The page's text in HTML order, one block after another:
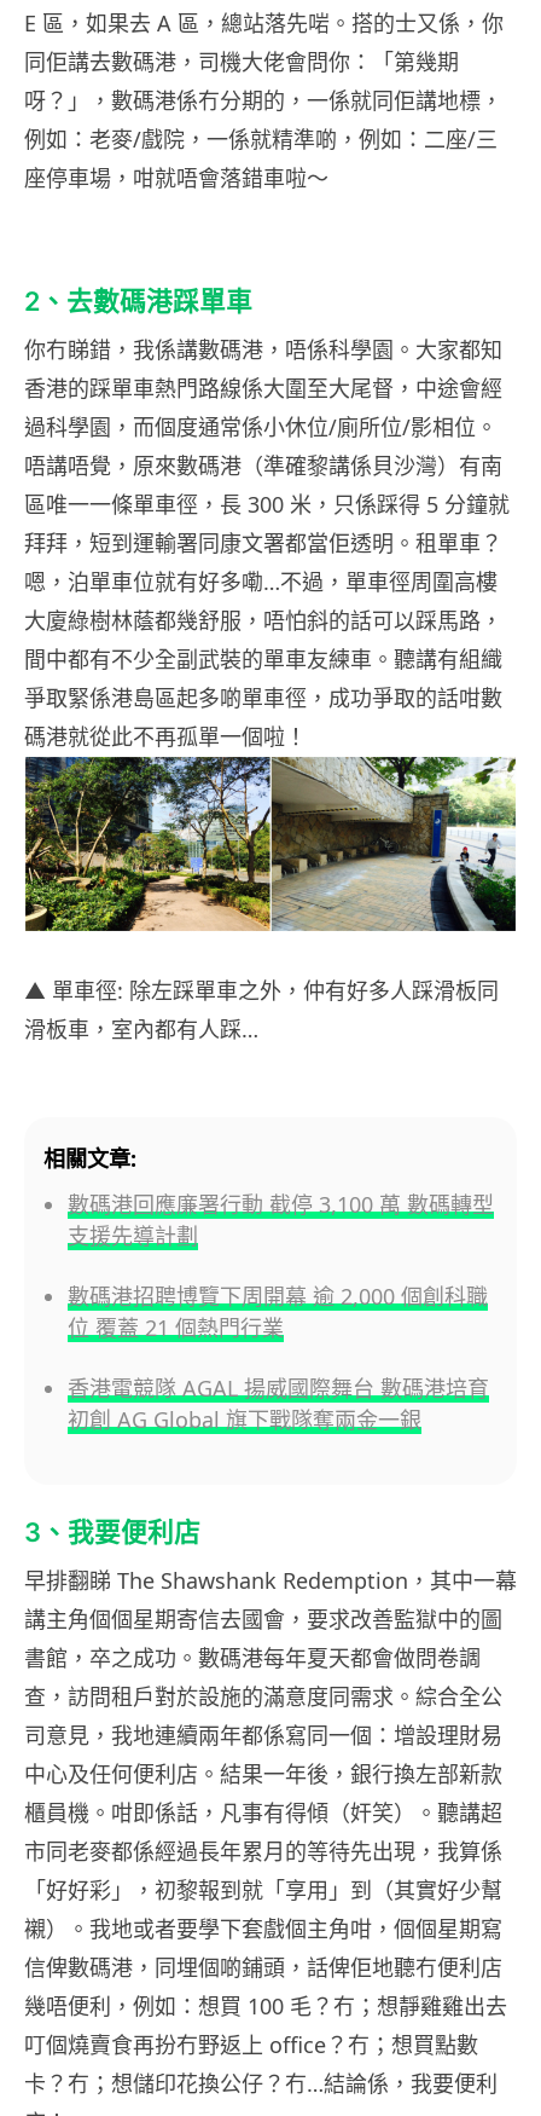
E 區，如果去 A 區，總站落先啱。搭的士又係，你
同佢講去數碼港，司機大佬會問你：「第幾期
呀？」，數碼港係冇分期的，一係就同佢講地標，
例如：老麥/戲院，一係就精準啲，例如：二座/三
座停車場，咁就唔會落錯車啦～
2、去數碼港踩單車
你冇睇錯，我係講數碼港，唔係科學園。大家都知
香港的踩單車熱門路線係大圍至大尾督，中途會經
過科學園，而個度通常係小休位/廁所位/影相位。
唔講唔覺，原來數碼港（準確黎講係貝沙灣）有南
區唯一一條單車徑，長 300 米，只係踩得 5 分鐘就
拜拜，短到運輸署同康文署都當佢透明。租單車？
嗯，泊單車位就有好多嘞…不過，單車徑周圍高樓
大廈綠樹林蔭都幾舒服，唔怕斜的話可以踩馬路，
間中都有不少全副武裝的單車友練車。聽講有組織
爭取緊係港島區起多啲單車徑，成功爭取的話咁數
碼港就從此不再孤單一個啦！
▲ 單車徑: 除左踩單車之外，仲有好多人踩滑板同
滑板車，室內都有人踩…​
相關文章:
數碼港回應廉署行動 截停 3,100 萬 數碼轉型
支援先導計劃
數碼港招聘博覽下周開幕 逾 2,000 個創科職
位 覆蓋 21 個熱門行業
香港電競隊 AGAL 揚威國際舞台 數碼港培育
初創 AG Global 旗下戰隊奪兩金一銀
3、我要便利店
早排翻睇 The Shawshank Redemption，其中一幕
講主角個個星期寄信去國會，要求改善監獄中的圖
書館，卒之成功。數碼港每年夏天都會做問卷調
查，訪問租戶對於設施的滿意度同需求。綜合全公
司意見，我地連續兩年都係寫同一個：增設理財易
中心及任何便利店。結果一年後，銀行換左部新款
櫃員機。咁即係話，凡事有得傾（奸笑）。聽講超
市同老麥都係經過長年累月的等待先出現，我算係
「好好彩」，初黎報到就「享用」到（其實好少幫
襯）。我地或者要學下套戲個主角咁，個個星期寫
信俾數碼港，同埋個啲鋪頭，話俾佢地聽冇便利店
幾唔便利，例如：想買 100 毛？冇；想靜雞雞出去
叮個燒賣食再扮冇野返上 office？冇；想買點數
卡？冇；想儲印花換公仔？冇…結論係，我要便利